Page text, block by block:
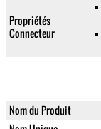
Propriétés
Connecteur
Nom du Produit